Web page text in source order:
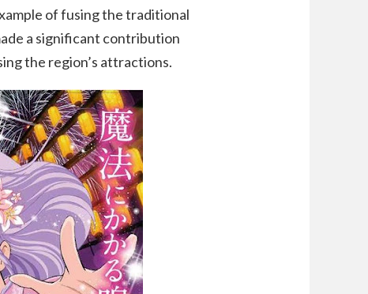
of fusing the traditional
a significant contribution
the region’s attractions.